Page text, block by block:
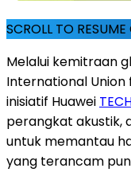
SCROLL TO
Melalui kemitraan
International
inisiatif Huawei
perangkat akustik,
untuk memantau
yang terancam